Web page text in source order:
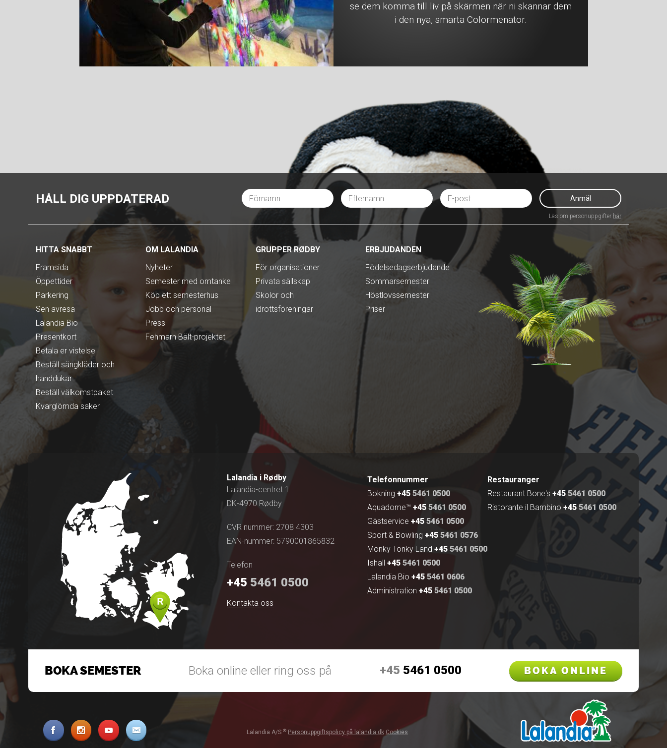
se dem komma till liv på skärmen när ni skannar dem
i den nya, smarta Colormenator.
HITTA SNABBT
Framsida
Öppettider
Parkering
Sen avresa
Lalandia Bio
Presentkort
Betala er vistelse
Beställ sängkläder och
handdukar
Beställ välkomstpaket
Kvarglömda saker
OM LALANDIA
Nyheter
Semester med omtanke
Köp ett semesterhus
Jobb och personal
Press
Fehmarn Bält-projektet
GRUPPER RØDBY
För organisationer
Privata sällskap
Skolor och
idrottsföreningar
ERBJUDANDEN
Födelsedagserbjudande
Sommarsemester
Höstlovssemester
Priser
HÅLL DIG UPPDATERAD Anmäl
Läs om personuppgifter här
Lalandia i Rødby
Lalandia-centret 1
DK-4970 Rødby
CVR nummer: 2708 4303
EAN-nummer: 5790001865832
Telefon
+45 5461 0500
Kontakta oss
Telefonnummer
Bokning +45 5461 0500
Aquadome™ +45 5461 0500
Gästservice +45 5461 0500
Sport & Bowling +45 5461 0576
Monky Tonky Land +45 5461 0500
Ishall +45 5461 0500
Lalandia Bio +45 5461 0606
Administration +45 5461 0500
Restauranger
Restaurant Bone's +45 5461 0500
Ristorante il Bambino +45 5461 0500
BOKA SEMESTER Boka online eller ring oss på +45 5461 0500 BOKA ONLINE
Lalandia A/S ® Personuppgiftspolicy på lalandia.dk Cookies